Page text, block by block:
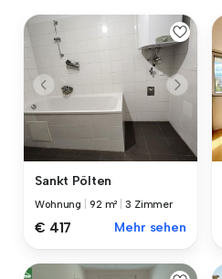
Sankt Pölten
Wohnung 92 m² |3 Zimmer
€ 417 Mehr sehen